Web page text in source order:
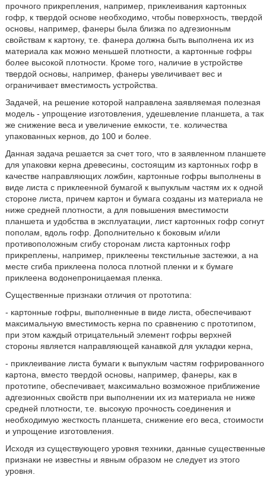
прочного прикрепления, например, приклеивания картонных
гофр, к твердой основе необходимо, чтобы поверхность, твердой
основы, например, фанеры была близка по адгезионным
свойствам к картону, т.е. фанера должна быть выполнена их из
материала как можно меньшей плотности, а картонные гофры
более высокой плотности. Кроме того, наличие в устройстве
твердой основы, например, фанеры увеличивает вес и
ограничивает вместимость устройства.
Задачей, на решение которой направлена заявляемая полезная
модель - упрощение изготовления, удешевление планшета, а так
же снижение веса и увеличение емкости, т.е. количества
упакованных кернов, до 100 и более.
Данная задача решается за счет того, что в заявленном планшете
для упаковки керна древесины, состоящим из картонных гофр в
качестве направляющих ложбин, картонные гофры выполнены в
виде листа с приклеенной бумагой к выпуклым частям их к одной
стороне листа, причем картон и бумага созданы из материала не
ниже средней плотности, а для повышения вместимости
планшета и удобства в эксплуатации, лист картонных гофр согнут
пополам, вдоль гофр. Дополнительно к боковым и/или
противоположным сгибу сторонам листа картонных гофр
прикреплены, например, приклеены текстильные застежки, а на
месте сгиба приклеена полоса плотной пленки и к бумаге
приклеена водонепроницаемая пленка.
Существенные признаки отличия от прототипа:
- картонные гофры, выполненные в виде листа, обеспечивают
максимальную вместимость керна по сравнению с прототипом,
при этом каждый отрицательный элемент гофры верхней
стороны является направляющей канавкой для укладки керна,
- приклеивание листа бумаги к выпуклым частям гофрированного
картона, вместо твердой основы, например, фанеры, как в
прототипе, обеспечивает, максимально возможное приближение
адгезионных свойств при выполнении их из материала не ниже
средней плотности, т.е. высокую прочность соединения и
необходимую жесткость планшета, снижение его веса, стоимости
и упрощение изготовления.
Исходя из существующего уровня техники, данные существенные
признаки не известны и явным образом не следует из этого
уровня.